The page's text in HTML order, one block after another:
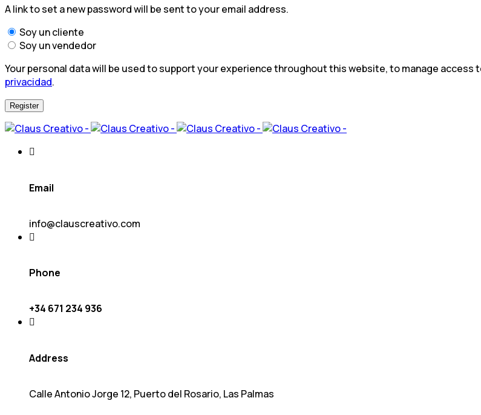
A link to set a new password will be sent to your email address.
Soy un cliente
Soy un vendedor
Your personal data will be used to support your experience throughout this website, to manage
privacidad.
Register
Email
info@clauscreativo.com
Phone
+34 671 234 936
Address
Calle Antonio Jorge 12, Puerto del Rosario, Las Palmas